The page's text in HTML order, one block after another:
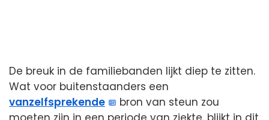
De breuk in de familiebanden lijkt diep te zitten.
Wat voor buitenstaanders een
vanzelfsprekende
bron van steun zou